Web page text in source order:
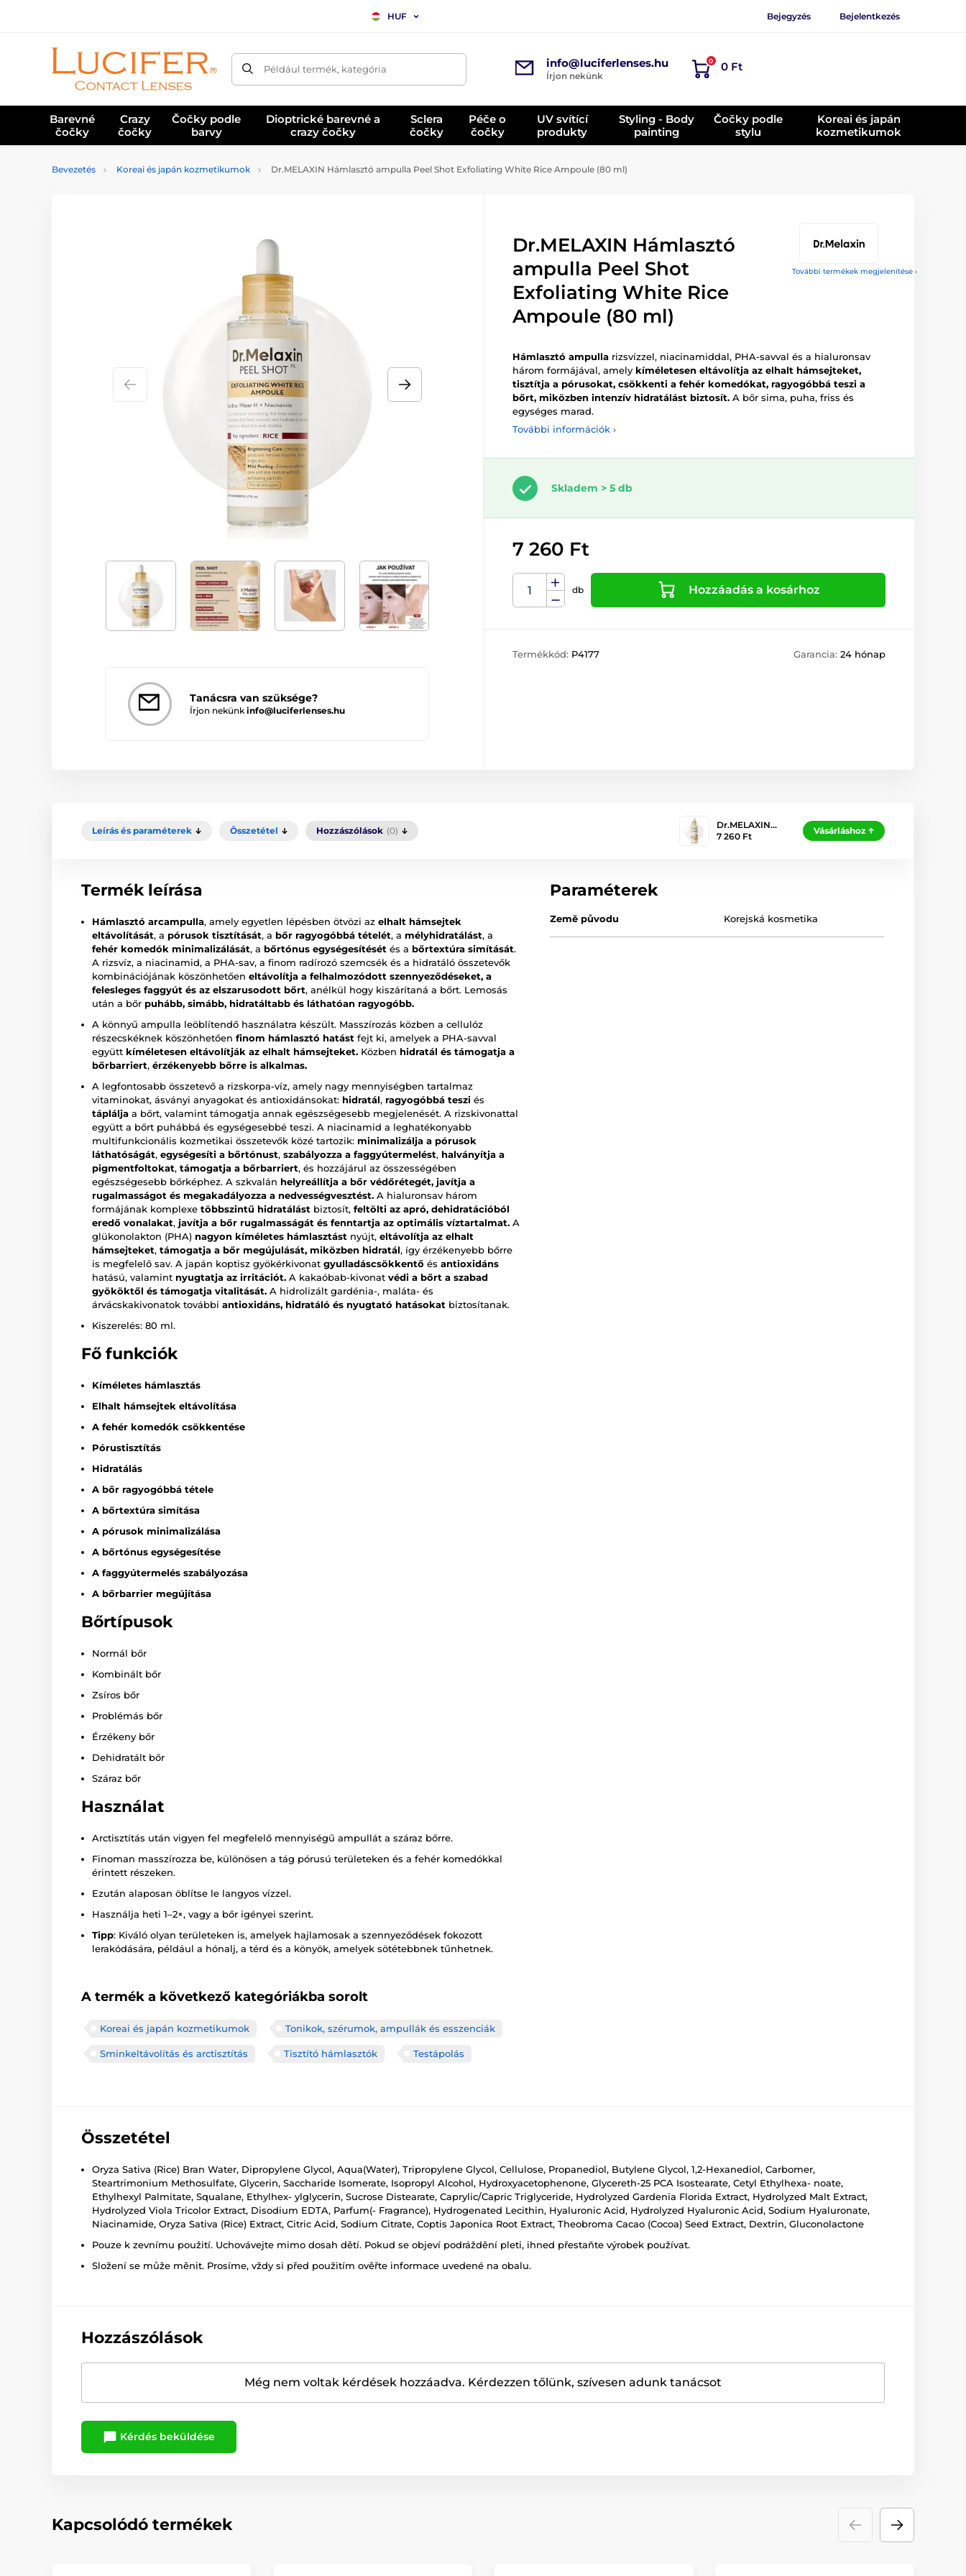
HUF Bejegyzés Bejelentkezés
Például termék, kategória info@luciferlenses.hu
Írjon nekünk
0 0 Ft
Barevné
čočky
Crazy
čočky
Čočky podle
barvy
Dioptrické barevné a
crazy čočky
Sclera
čočky
Péče o
čočky
UV svítící
produkty
Styling - Body
painting
Čočky podle
stylu
Koreai és japán
kozmetikumok
Bevezetés Koreai és japán kozmetikumok Dr.MELAXIN Hámlasztó ampulla Peel Shot Exfoliating White Rice Ampoule (80 ml)
További termékek megjelenítése ›
Tanácsra van szüksége?
Írjon nekünk info@luciferlenses.hu
Dr.MELAXIN Hámlasztó
ampulla Peel Shot
Exfoliating White Rice
Ampoule (80 ml)
Hámlasztó ampulla rizsvízzel, niacinamiddal, PHA-savval és a hialuronsav
három formájával, amely kíméletesen eltávolítja az elhalt hámsejteket,
tisztítja a pórusokat, csökkenti a fehér komedókat, ragyogóbbá teszi a
bőrt, miközben intenzív hidratálást biztosít. A bőr sima, puha, friss és
egységes marad.
További információk ›
Skladem > 5 db
7 260 Ft
db Hozzáadás a kosárhoz
Termékkód: P4177 Garancia: 24 hónap
Leírás és paraméterek Összetétel Hozzászólások (0)
Dr.MELAXIN…
7 260 Ft
Vásárláshoz
Termék leírása
Hámlasztó arcampulla, amely egyetlen lépésben ötvözi az elhalt hámsejtek
eltávolítását, a pórusok tisztítását, a bőr ragyogóbbá tételét, a mélyhidratálást, a
fehér komedók minimalizálását, a bőrtónus egységesítését és a bőrtextúra simítását.
A rizsvíz, a niacinamid, a PHA-sav, a finom radírozó szemcsék és a hidratáló összetevők
kombinációjának köszönhetően eltávolítja a felhalmozódott szennyeződéseket, a
felesleges faggyút és az elszarusodott bőrt, anélkül hogy kiszárítaná a bőrt. Lemosás
után a bőr puhább, simább, hidratáltabb és láthatóan ragyogóbb.
A könnyű ampulla leöblítendő használatra készült. Masszírozás közben a cellulóz
részecskéknek köszönhetően finom hámlasztó hatást fejt ki, amelyek a PHA-savval
együtt kíméletesen eltávolítják az elhalt hámsejteket. Közben hidratál és támogatja a
bőrbarriert, érzékenyebb bőrre is alkalmas.
A legfontosabb összetevő a rizskorpa-víz, amely nagy mennyiségben tartalmaz
vitaminokat, ásványi anyagokat és antioxidánsokat: hidratál, ragyogóbbá teszi és
táplálja a bőrt, valamint támogatja annak egészségesebb megjelenését. A rizskivonattal
együtt a bőrt puhábbá és egységesebbé teszi. A niacinamid a leghatékonyabb
multifunkcionális kozmetikai összetevők közé tartozik: minimalizálja a pórusok
láthatóságát, egységesíti a bőrtónust, szabályozza a faggyútermelést, halványítja a
pigmentfoltokat, támogatja a bőrbarriert, és hozzájárul az összességében
egészségesebb bőrképhez. A szkvalán helyreállítja a bőr védőrétegét, javítja a
rugalmasságot és megakadályozza a nedvességvesztést. A hialuronsav három
formájának komplexe többszintű hidratálást biztosít, feltölti az apró, dehidratációból
eredő vonalakat, javítja a bőr rugalmasságát és fenntartja az optimális víztartalmat. A
glükonolakton (PHA) nagyon kíméletes hámlasztást nyújt, eltávolítja az elhalt
hámsejteket, támogatja a bőr megújulását, miközben hidratál, így érzékenyebb bőrre
is megfelelő sav. A japán koptisz gyökérkivonat gyulladáscsökkentő és antioxidáns
hatású, valamint nyugtatja az irritációt. A kakaóbab-kivonat védi a bőrt a szabad
gyököktől és támogatja vitalitását. A hidrolizált gardénia-, maláta- és
árvácskakivonatok további antioxidáns, hidratáló és nyugtató hatásokat biztosítanak.
Kiszerelés: 80 ml.
Fő funkciók
Kíméletes hámlasztás
Elhalt hámsejtek eltávolítása
A fehér komedók csökkentése
Pórustisztítás
Hidratálás
A bőr ragyogóbbá tétele
A bőrtextúra simítása
A pórusok minimalizálása
A bőrtónus egységesítése
A faggyútermelés szabályozása
A bőrbarrier megújítása
Bőrtípusok
Normál bőr
Kombinált bőr
Zsíros bőr
Problémás bőr
Érzékeny bőr
Dehidratált bőr
Száraz bőr
Használat
Arctisztítás után vigyen fel megfelelő mennyiségű ampullát a száraz bőrre.
Finoman masszírozza be, különösen a tág pórusú területeken és a fehér komedókkal
érintett részeken.
Ezután alaposan öblítse le langyos vízzel.
Használja heti 1–2×, vagy a bőr igényei szerint.
Tipp: Kiváló olyan területeken is, amelyek hajlamosak a szennyeződések fokozott
lerakódására, például a hónalj, a térd és a könyök, amelyek sötétebbnek tűnhetnek.
A termék a következő kategóriákba sorolt
Koreai és japán kozmetikumok Tonikok, szérumok, ampullák és esszenciák
Sminkeltávolítás és arctisztítás Tisztító hámlasztók Testápolás
Paraméterek
Země původu Korejská kosmetika
Összetétel
Oryza Sativa (Rice) Bran Water, Dipropylene Glycol, Aqua(Water), Tripropylene Glycol, Cellulose, Propanediol, Butylene Glycol, 1,2-Hexanediol, Carbomer,
Steartrimonium Methosulfate, Glycerin, Saccharide Isomerate, Isopropyl Alcohol, Hydroxyacetophenone, Glycereth-25 PCA Isostearate, Cetyl Ethylhexa- noate,
Ethylhexyl Palmitate, Squalane, Ethylhex- ylglycerin, Sucrose Distearate, Caprylic/Capric Triglyceride, Hydrolyzed Gardenia Florida Extract, Hydrolyzed Malt Extract,
Hydrolyzed Viola Tricolor Extract, Disodium EDTA, Parfum(- Fragrance), Hydrogenated Lecithin, Hyaluronic Acid, Hydrolyzed Hyaluronic Acid, Sodium Hyaluronate,
Niacinamide, Oryza Sativa (Rice) Extract, Citric Acid, Sodium Citrate, Coptis Japonica Root Extract, Theobroma Cacao (Cocoa) Seed Extract, Dextrin, Gluconolactone
Pouze k zevnímu použití. Uchovávejte mimo dosah dětí. Pokud se objeví podráždění pleti, ihned přestaňte výrobek používat.
Složení se může měnit. Prosíme, vždy si před použitím ověřte informace uvedené na obalu.
Hozzászólások
Még nem voltak kérdések hozzáadva. Kérdezzen tőlünk, szívesen adunk tanácsot
Kérdés beküldése
Kapcsolódó termékek